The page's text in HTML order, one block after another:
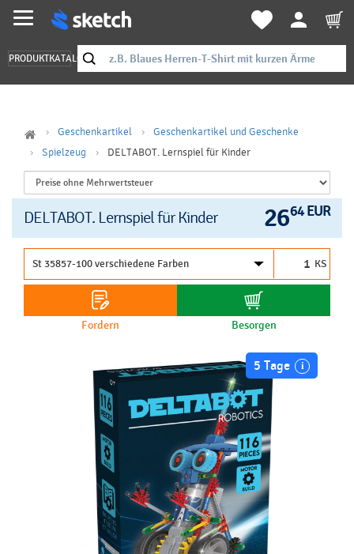
PRODUKTKATALOG
Geschenkartikel
Geschenkartikel und Geschenke
Spielzeug
DELTABOT. Lernspiel für Kinder
DELTABOT. Lernspiel für Kinder 2664 EUR
KS
Fordern Besorgen
5 Tage